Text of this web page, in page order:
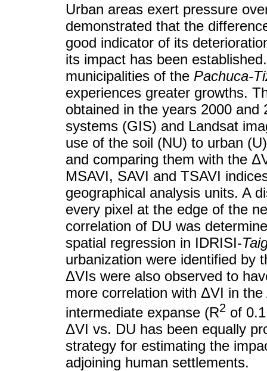
Urban areas exert pressure
demonstrated that the
good indicator of its
its impact has been
municipalities of the Pachuca-
experiences greater growths.
obtained in the years 2000 and
systems (GIS) and Landsat
use of the soil (NU) to urban
and comparing them with the
MSAVI, SAVI and TSAVI
geographical analysis units. A
every pixel at the edge of the
correlation of DU was
spatial regression in IDRISI-
urbanization were identified by
ΔVIs were also observed to
more correlation with ΔVI in
intermediate expanse (R2 of
ΔVI vs. DU has been equally
strategy for estimating the
adjoining human settlements.